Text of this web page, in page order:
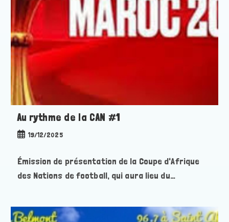
Au rythme de la CAN #1
Publication
19/12/2025
Émission de présentation de la Coupe d'Afrique
des Nations de football, qui aura lieu du…